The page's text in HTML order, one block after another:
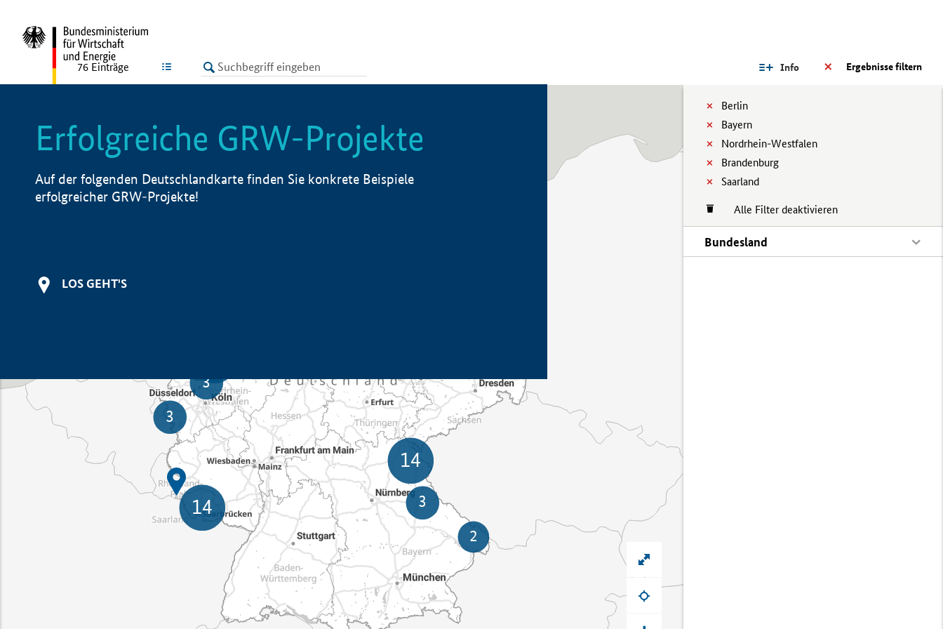
LISTE Ergebnisse filtern
Info
Berlin
Bayern
Nordrhein-Westfalen
Brandenburg
Saarland
Alle Filter deaktivieren
Bundesland
76 Einträge
Erfolgreiche GRW-Projekte
Auf der folgenden Deutschlandkarte finden Sie konkrete Beispiele
erfolgreicher GRW-Projekte!
LOS GEHT'S